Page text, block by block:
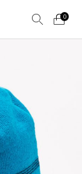
shop
0
Kšiltovky
Zimní čepice